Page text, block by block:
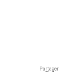
Partager